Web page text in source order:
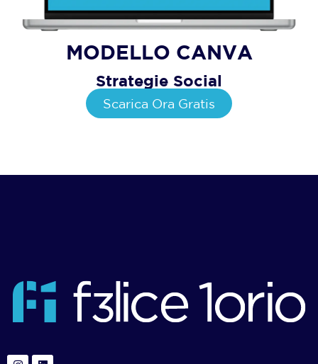
MODELLO CANVA
Strategie Social
Scarica Ora Gratis